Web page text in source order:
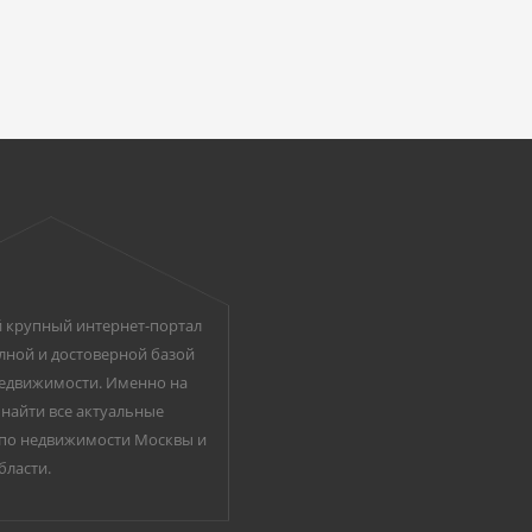
интернет-портал
и достоверной базой
Именно на
все актуальные
недвижимости Москвы и